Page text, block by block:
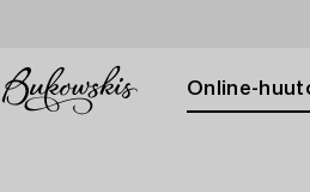
Online-